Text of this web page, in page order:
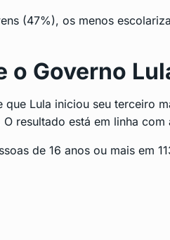
(47%), os menos
o Governo
Lula iniciou seu terceiro
resultado está em linha com
de 16 anos ou mais em